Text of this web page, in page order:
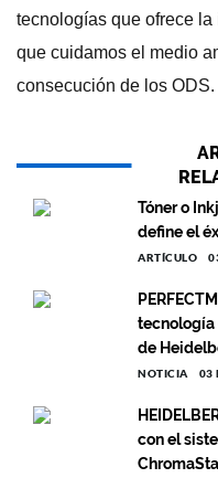
tecnologías que ofrece
que cuidamos el medio
consecución de los ODS.
Tóner o
define el
ARTÍCULO
de
NOTICIA 03
con el